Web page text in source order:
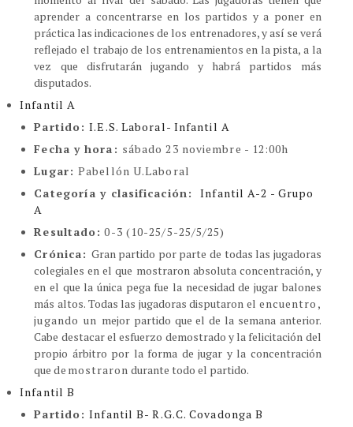
aprender a concentrarse en los partidos y a poner en
práctica las indicaciones de los entrenadores, y así se verá
reflejado el trabajo de los entrenamientos en la pista, a la
vez que disfrutarán jugando y habrá partidos más
disputados.
Infantil A
Partido:I.E.S. Laboral- Infantil A
Fecha y hora: sábado 23 noviembre - 12:00h
Lugar:Pabellón U.Laboral
Categoría y clasificación:Infantil A-2 - Grupo
A
Resultado: 0-3 (10-25/5-25/5/25)
Crónica: Gran partido por parte de todas las jugadoras
colegiales en el que mostraron absoluta concentración, y
en el que la única pega fue la necesidad de jugar balones
más altos. Todas las jugadoras disputaron el encuentro,
jugando un mejor partido que el de la semana anterior.
Cabe destacar el esfuerzo demostrado y la felicitación del
propio árbitro por la forma de jugar y la concentración
quedemostraron durante todo el partido.
Infantil B
Partido:Infantil B- R.G.C. Covadonga B